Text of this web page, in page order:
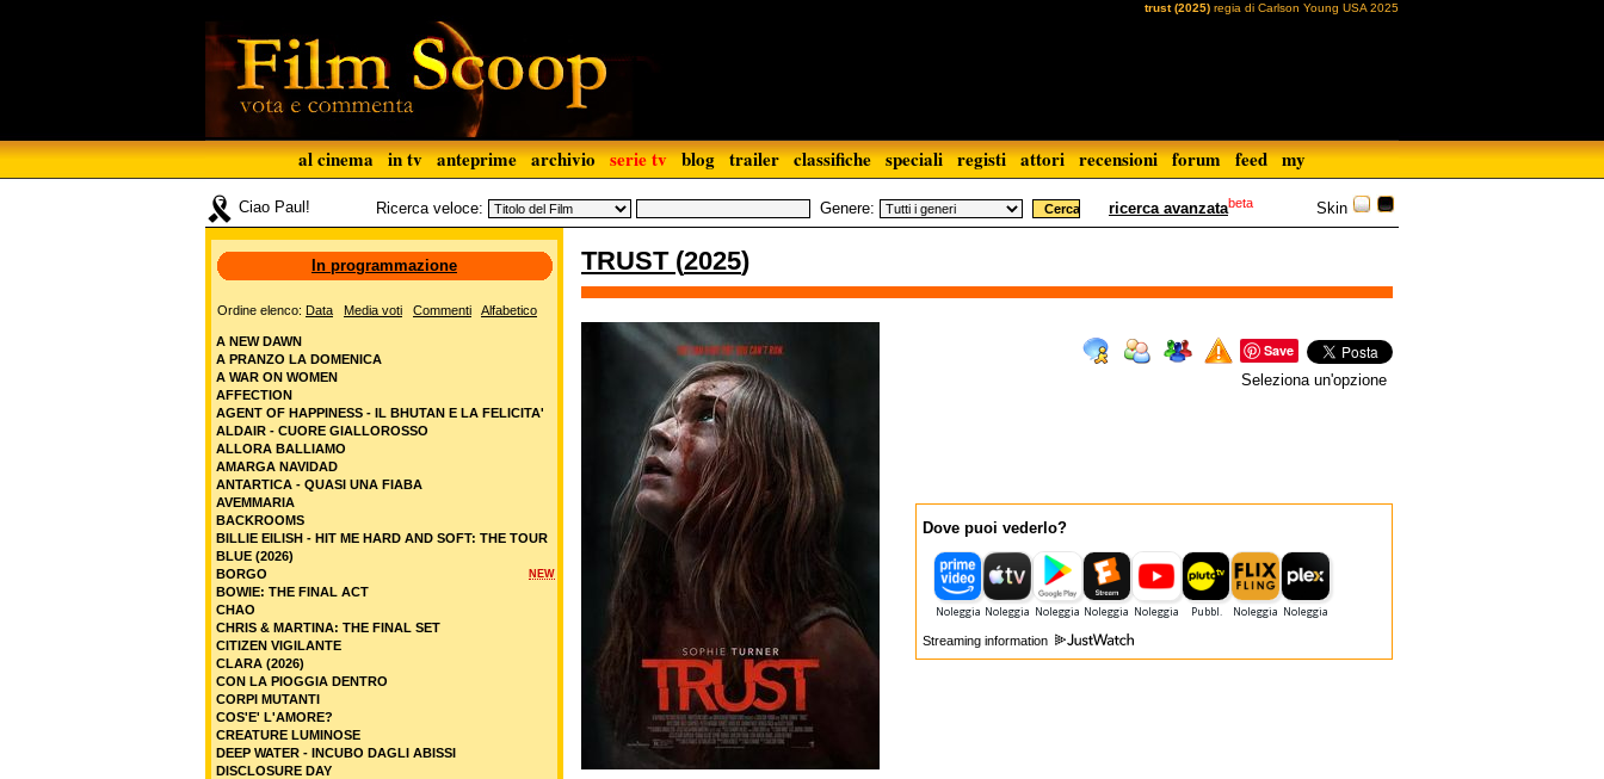
trust (2025) regia di Carlson Young USA 2025
al cinema in tv anteprime archivio serie tv blog trailer classifiche speciali registi attori recensioni forum feed my
Skin
Ciao Paul! Ricerca veloce: Genere: ricerca avanzatabeta
TRUST (2025)
Save
Seleziona un'opzione
Dove puoi vederlo?
Streaming information
In programmazione
Ordine elenco: Data Media voti Commenti Alfabetico
A NEW DAWN
A PRANZO LA DOMENICA
A WAR ON WOMEN
AFFECTION
AGENT OF HAPPINESS - IL BHUTAN E LA FELICITA'
ALDAIR - CUORE GIALLOROSSO
ALLORA BALLIAMO
AMARGA NAVIDAD
ANTARTICA - QUASI UNA FIABA
AVEMMARIA
BACKROOMS
BILLIE EILISH - HIT ME HARD AND SOFT: THE TOUR
BLUE (2026)
NEW
BORGO
BOWIE: THE FINAL ACT
CHAO
CHRIS & MARTINA: THE FINAL SET
CITIZEN VIGILANTE
CLARA (2026)
CON LA PIOGGIA DENTRO
CORPI MUTANTI
COS'E' L'AMORE?
CREATURE LUMINOSE
DEEP WATER - INCUBO DAGLI ABISSI
DISCLOSURE DAY